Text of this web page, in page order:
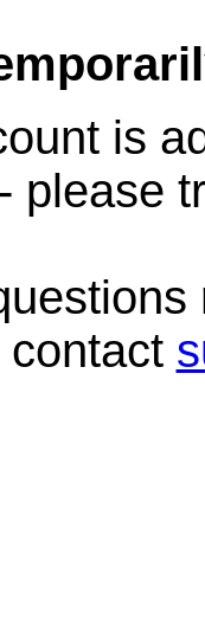
is
please
contact